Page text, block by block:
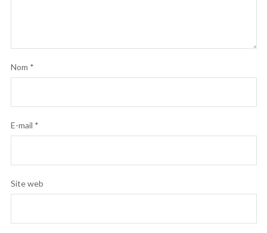
Nom *
E-mail *
Site web